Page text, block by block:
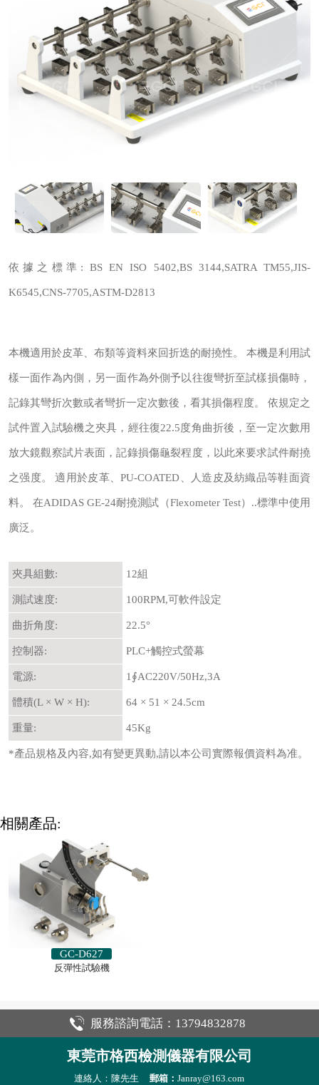
依據之標準: BS EN ISO 5402,BS 3144,SATRA TM55,JIS-
K6545,CNS-7705,ASTM-D2813
本機適用於皮革、布類等資料來回折迭的耐撓性。 本機是利用試
樣一面作為內側，另一面作為外側予以往復彎折至試樣損傷時，
記錄其彎折次數或者彎折一定次數後，看其損傷程度。 依規定之
試件置入試驗機之夾具，經往復22.5度角曲折後，至一定次數用
放大鏡觀察試片表面，記錄損傷龜裂程度，以此來要求試件耐撓
之强度。 適用於皮革、PU-COATED、人造皮及紡織品等鞋面資
料。 在ADIDAS GE-24耐撓測試（Flexometer Test）..標準中使用
廣泛。
夾具組數: 12組
測試速度: 100RPM,可軟件設定
曲折角度: 22.5°
控制器: PLC+觸控式螢幕
電源: 1∮AC220V/50Hz,3A
體積(L × W × H): 64 × 51 × 24.5cm
重量: 45Kg
*產品規格及內容,如有變更異動,請以本公司實際報價資料為准。
相關產品:
GC-D627
反彈性試驗機
服務諮詢電話：13794832878
東莞市格西檢測儀器有限公司
連絡人：陳先生郵箱：Janray@163.com